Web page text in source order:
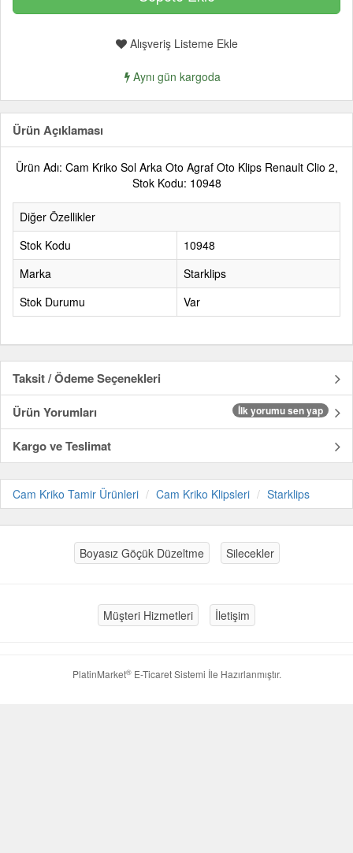
Alışveriş Listeme Ekle
Aynı gün kargoda
Ürün Açıklaması
Ürün Adı: Cam Kriko Sol Arka Oto Agraf Oto Klips Renault Clio 2,
Stok Kodu: 10948
Diğer Özellikler
Stok Kodu
10948
Marka
Starklips
Stok Durumu
Var
Taksit / Ödeme Seçenekleri
Ürün Yorumları
İlk yorumu sen yap
Kargo ve Teslimat
Cam Kriko Tamir Ürünleri Cam Kriko Klipsleri Starklips
Boyasız Göçük Düzeltme Silecekler
Müşteri Hizmetleri İletişim
PlatinMarket®E-Ticaret Sistemi İle Hazırlanmıştır.